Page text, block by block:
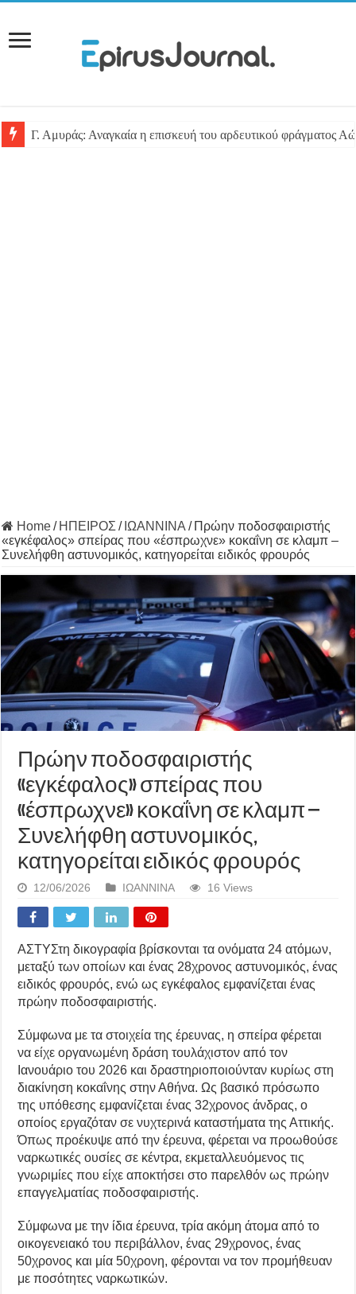
Γ. Αμυράς: Αναγκαία η επισκευή του αρδευτικού φράγματος
Home/ ΗΠΕΙΡΟΣ / ΙΩΑΝΝΙΝΑ / Πρώην ποδοσφαιριστής
«εγκέφαλος» σπείρας που «έσπρωχνε» κοκαΐνη σε κλαμπ –
Συνελήφθη αστυνομικός, κατηγορείται ειδικός φρουρός
Πρώην ποδοσφαιριστής
«εγκέφαλος» σπείρας που
«έσπρωχνε» κοκαΐνη σε κλαμπ –
Συνελήφθη αστυνομικός,
κατηγορείται ειδικός φρουρός
12/06/2026 ΙΩΑΝΝΙΝΑ 16 Views
ΑΣΤΥΣτη δικογραφία βρίσκονται τα ονόματα 24 ατόμων,
μεταξύ των οποίων και ένας 28χρονος αστυνομικός, ένας
ειδικός φρουρός, ενώ ως εγκέφαλος εμφανίζεται ένας
πρώην ποδοσφαιριστής.
Σύμφωνα με τα στοιχεία της έρευνας, η σπείρα φέρεται
να είχε οργανωμένη δράση τουλάχιστον από τον
Ιανουάριο του 2026 και δραστηριοποιούνταν κυρίως στη
διακίνηση κοκαΐνης στην Αθήνα. Ως βασικό πρόσωπο
της υπόθεσης εμφανίζεται ένας 32χρονος άνδρας, ο
οποίος εργαζόταν σε νυχτερινά καταστήματα της Αττικής.
Όπως προέκυψε από την έρευνα, φέρεται να προωθούσε
ναρκωτικές ουσίες σε κέντρα, εκμεταλλευόμενος τις
γνωριμίες που είχε αποκτήσει στο παρελθόν ως πρώην
επαγγελματίας ποδοσφαιριστής.
Σύμφωνα με την ίδια έρευνα, τρία ακόμη άτομα από το
οικογενειακό του περιβάλλον, ένας 29χρονος, ένας
50χρονος και μία 50χρονη, φέρονται να τον προμήθευαν
με ποσότητες ναρκωτικών.